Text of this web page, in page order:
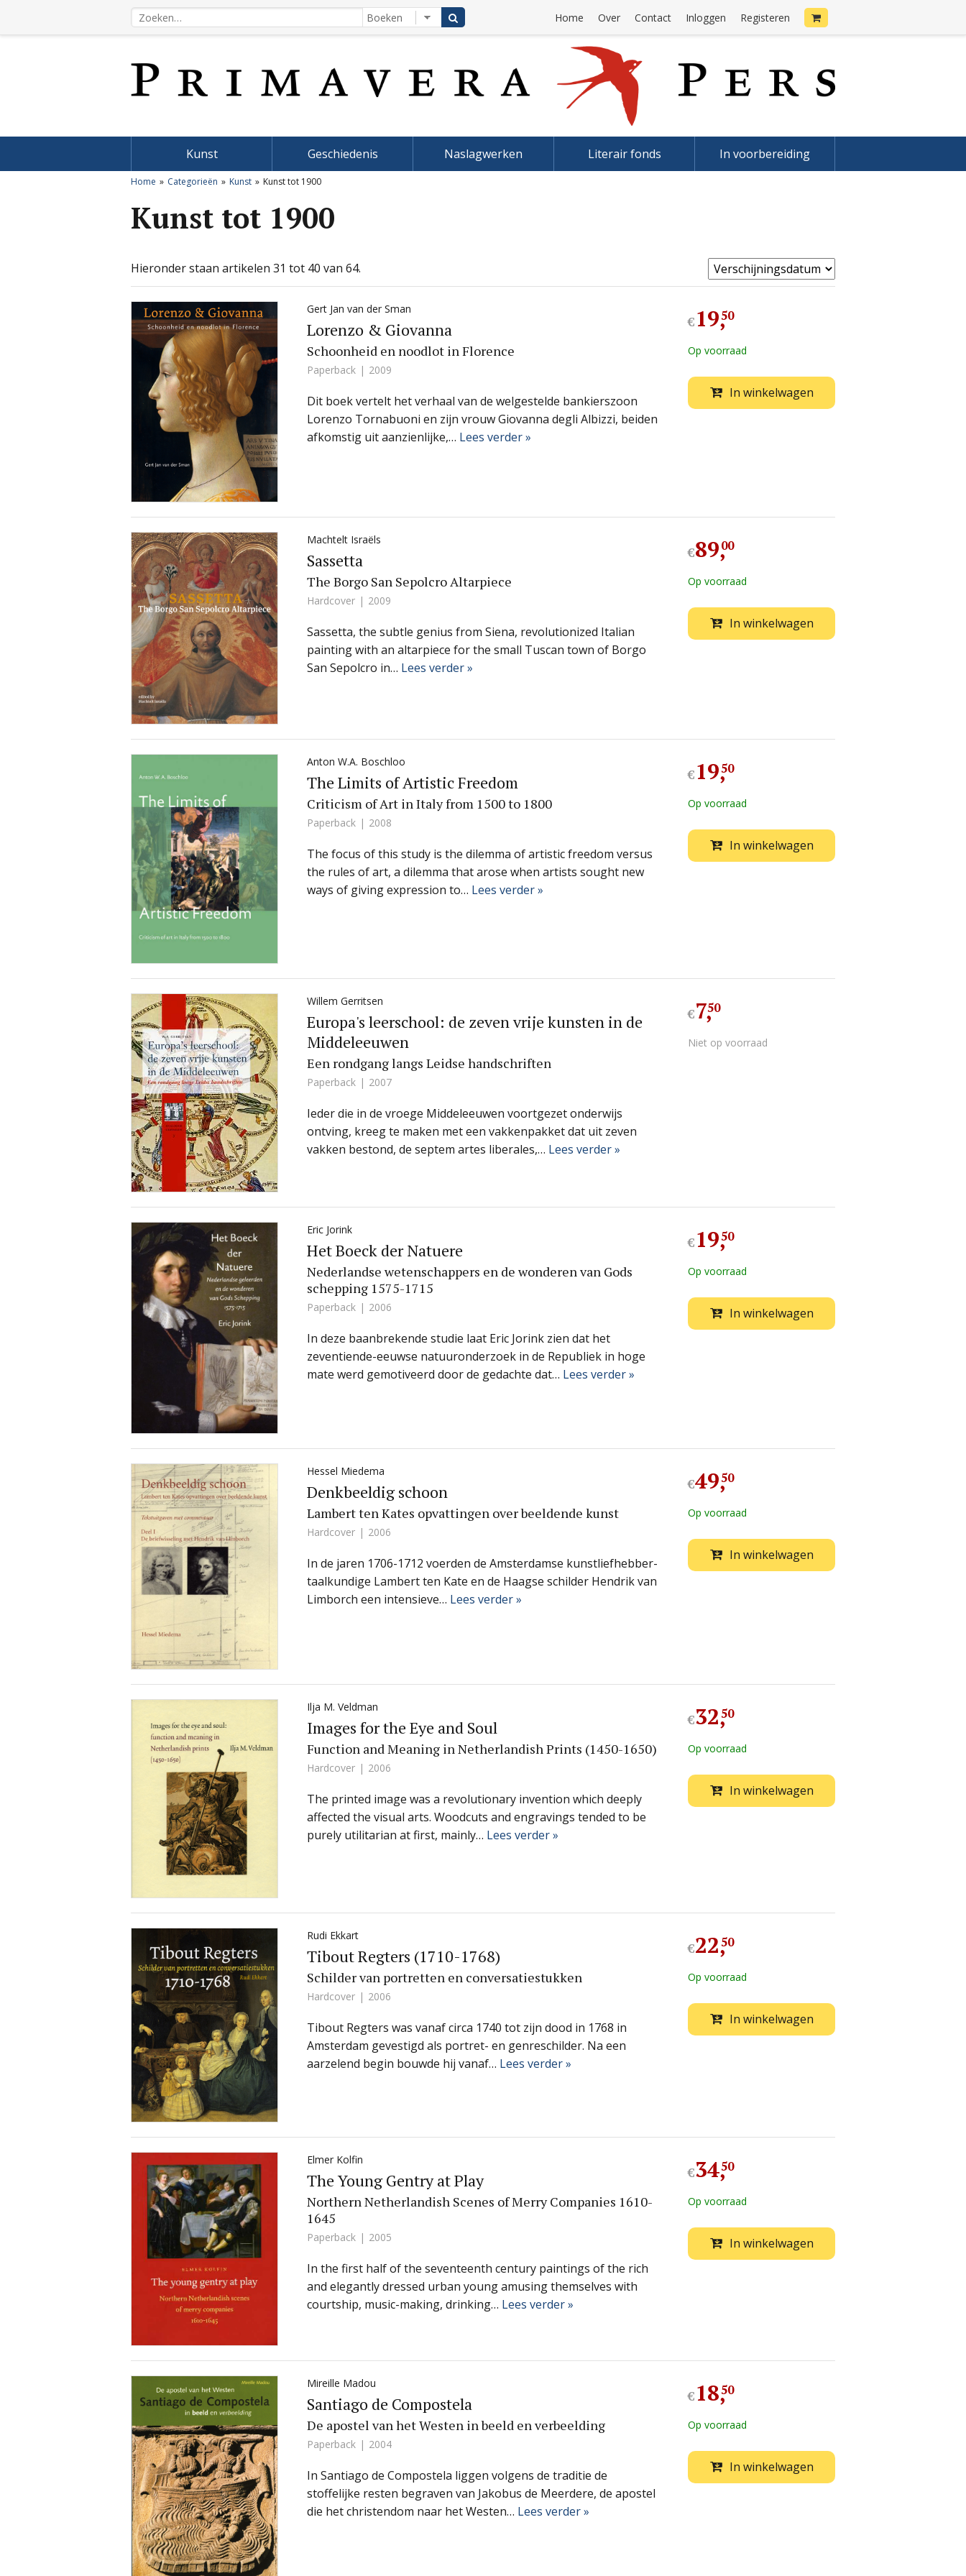
Home Over Contact Inloggen Registeren
Kunst Geschiedenis Naslagwerken Literair fonds In voorbereiding
Home Categorieën Kunst Kunst tot 1900
Kunst tot 1900
Hieronder staan artikelen 31 tot 40 van 64.
Gert Jan van der Sman
Lorenzo & Giovanna
Schoonheid en noodlot in Florence
Paperback 2009
Dit boek vertelt het verhaal van de welgestelde bankierszoon
Lorenzo Tornabuoni en zijn vrouw Giovanna degli Albizzi, beiden
afkomstig uit aanzienlijke,… Lees verder »
€19,
50
Op voorraad
In winkelwagen
Machtelt Israëls
Sassetta
The Borgo San Sepolcro Altarpiece
Hardcover 2009
Sassetta, the subtle genius from Siena, revolutionized Italian
painting with an altarpiece for the small Tuscan town of Borgo
San Sepolcro in… Lees verder »
€89,00
Op voorraad
In winkelwagen
Anton W.A. Boschloo
The Limits of Artistic Freedom
Criticism of Art in Italy from 1500 to 1800
Paperback 2008
The focus of this study is the dilemma of artistic freedom versus
the rules of art, a dilemma that arose when artists sought new
ways of giving expression to… Lees verder »
€19,
50
Op voorraad
In winkelwagen
Willem Gerritsen
Europa's leerschool: de zeven vrije kunsten in de
Middeleeuwen
Een rondgang langs Leidse handschriften
Paperback 2007
Ieder die in de vroege Middeleeuwen voortgezet onderwijs
ontving, kreeg te maken met een vakkenpakket dat uit zeven
vakken bestond, de septem artes liberales,… Lees verder »
€7,
50
Niet op voorraad
Eric Jorink
Het Boeck der Natuere
Nederlandse wetenschappers en de wonderen van Gods
schepping 1575-1715
Paperback 2006
In deze baanbrekende studie laat Eric Jorink zien dat het
zeventiende-eeuwse natuuronderzoek in de Republiek in hoge
mate werd gemotiveerd door de gedachte dat… Lees verder »
€19,
50
Op voorraad
In winkelwagen
Hessel Miedema
Denkbeeldig schoon
Lambert ten Kates opvattingen over beeldende kunst
Hardcover 2006
In de jaren 1706-1712 voerden de Amsterdamse kunstliefhebber-
taalkundige Lambert ten Kate en de Haagse schilder Hendrik van
Limborch een intensieve… Lees verder »
€49,
50
Op voorraad
In winkelwagen
Ilja M. Veldman
Images for the Eye and Soul
Function and Meaning in Netherlandish Prints (1450-1650)
Hardcover 2006
The printed image was a revolutionary invention which deeply
affected the visual arts. Woodcuts and engravings tended to be
purely utilitarian at first, mainly… Lees verder »
€32,
50
Op voorraad
In winkelwagen
Rudi Ekkart
Tibout Regters (1710-1768)
Schilder van portretten en conversatiestukken
Hardcover 2006
Tibout Regters was vanaf circa 1740 tot zijn dood in 1768 in
Amsterdam gevestigd als portret- en genreschilder. Na een
aarzelend begin bouwde hij vanaf… Lees verder »
€22,
50
Op voorraad
In winkelwagen
Elmer Kolfin
The Young Gentry at Play
Northern Netherlandish Scenes of Merry Companies 1610-
1645
Paperback 2005
In the first half of the seventeenth century paintings of the rich
and elegantly dressed urban young amusing themselves with
courtship, music-making, drinking… Lees verder »
€34,
50
Op voorraad
In winkelwagen
Mireille Madou
Santiago de Compostela
De apostel van het Westen in beeld en verbeelding
Paperback 2004
In Santiago de Compostela liggen volgens de traditie de
stoffelijke resten begraven van Jakobus de Meerdere, de apostel
die het christendom naar het Westen… Lees verder »
€18,
50
Op voorraad
In winkelwagen